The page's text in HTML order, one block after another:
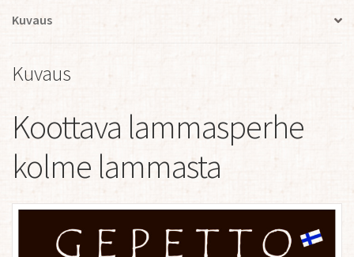
Kuvaus
Kuvaus
Koottava lammasperhe
kolme lammasta